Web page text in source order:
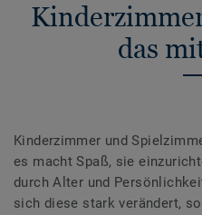
das
Kinderzimmer und
es macht Spaß, sie
durch Alter und
sich diese stark verändert,